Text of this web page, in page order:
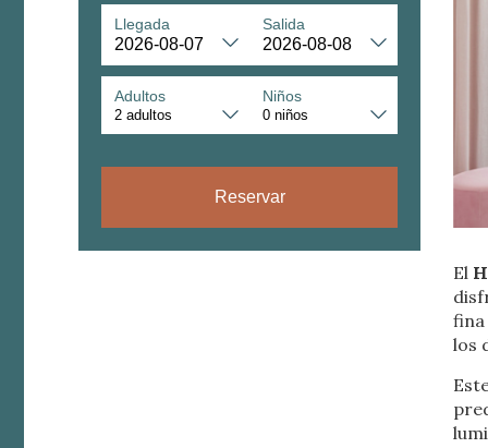
Llegada Salida
Adultos Niños
Reservar
El
los
Este
de la